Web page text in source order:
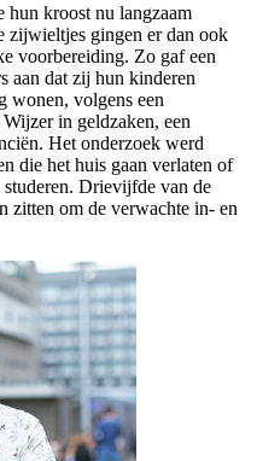
hun kroost nu langzaam
zijwieltjes gingen er dan ook
voorbereiding. Zo gaf een
aan dat zij hun kinderen
wonen, volgens een
in geldzaken, een
Het onderzoek werd
die het huis gaan verlaten of
Drievijfde van de
zitten om de verwachte in- en